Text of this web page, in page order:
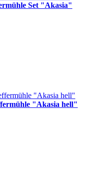
Set "Akasia"
"Akasia hell"